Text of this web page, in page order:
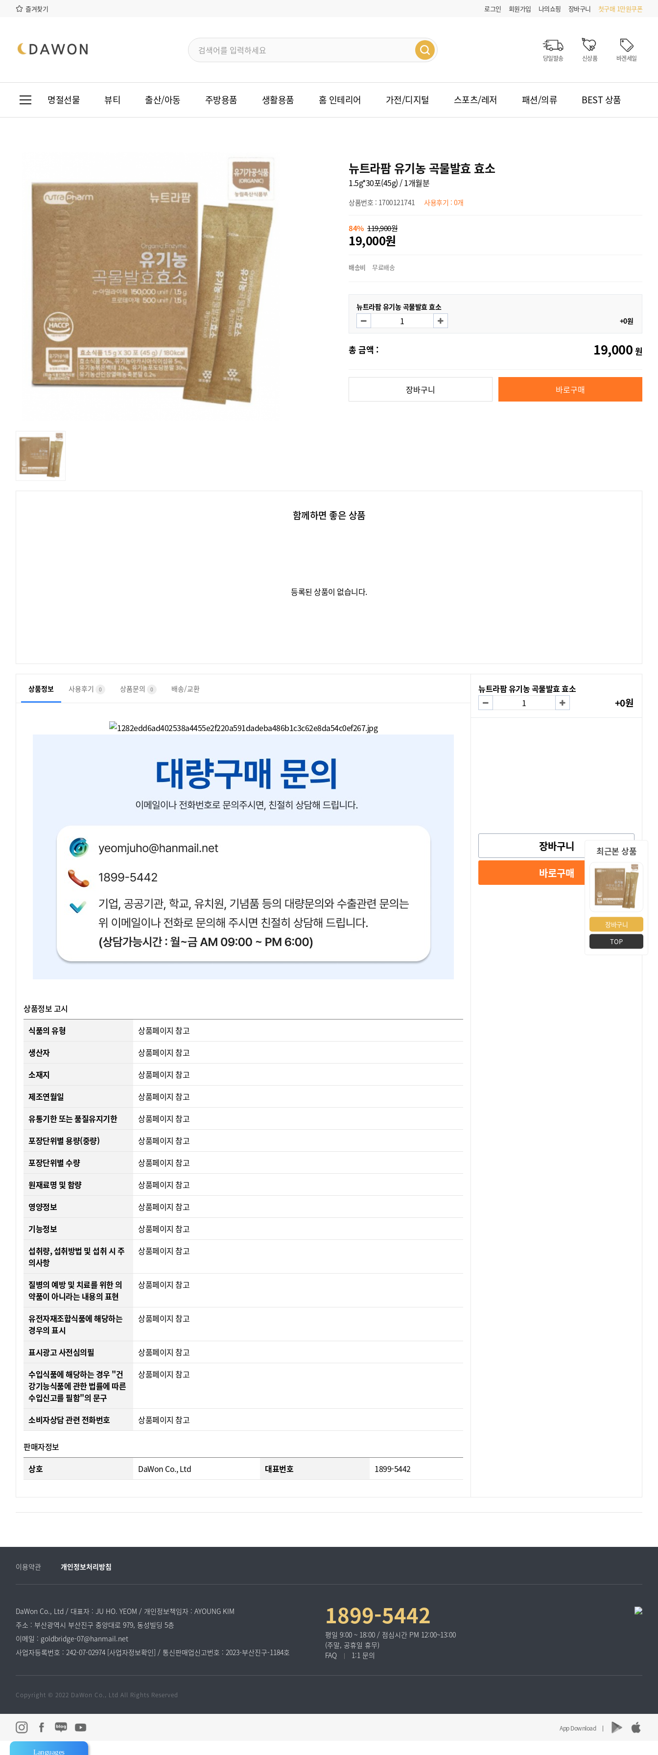
Languages
본문 바로가기
메인메뉴 바로가기
즐겨찾기 로그인 회원가입 나의쇼핑 장바구니 첫구매 1만원쿠폰
당일발송 신상품 바겐세일
명절선물 뷰티 출산/아동 주방용품 생활용품 홈 인테리어 가전/디지털 스포츠/레저 패션/의류 BEST 상품
뉴트라팜 유기농 곡물발효 효소
1.5g*30포(45g) / 1개월분
상품번호 : 1700121741 사용후기 : 0개
84% 119,900원
19,000원
배송비 무료배송
뉴트라팜 유기농 곡물발효 효소
+0원
총 금액 : 19,000 원
장바구니 바로구매
함께하면 좋은 상품
등록된 상품이 없습니다.
상품정보 사용후기 0 상품문의 0 배송/교환
상품정보 고시
식품의 유형
상품페이지 참고
생산자
상품페이지 참고
소재지
상품페이지 참고
제조연월일
상품페이지 참고
유통기한 또는 품질유지기한
상품페이지 참고
포장단위별 용량(중량)
상품페이지 참고
포장단위별 수량
상품페이지 참고
원재료명 및 함량
상품페이지 참고
영양정보
상품페이지 참고
기능정보
상품페이지 참고
섭취량, 섭취방법 및 섭취 시 주
의사항
상품페이지 참고
질병의 예방 및 치료를 위한 의
약품이 아니라는 내용의 표현
상품페이지 참고
유전자재조합식품에 해당하는
경우의 표시
상품페이지 참고
표시광고 사전심의필
상품페이지 참고
수입식품에 해당하는 경우 "건
강기능식품에 관한 법률에 따른
수입신고를 필함"의 문구
상품페이지 참고
소비자상담 관련 전화번호 상품페이지 참고
판매자정보
상호
DaWon Co., Ltd 대표번호 1899-5442
뉴트라팜 유기농 곡물발효 효소
+0원
장바구니
바로구매
최근본 상품
장바구니
TOP
이용약관 개인정보처리방침
DaWon Co., Ltd / 대표자 : JU HO. YEOM / 개인정보책임자 : AYOUNG KIM
주소 : 부산광역시 부산진구 중앙대로 979, 동성빌딩 5층
이메일 : goldbridge-07@hanmail.net
사업자등록번호 : 242-07-02974 [사업자정보확인] / 통신판매업신고번호 : 2023-부산진구-1184호
1899-5442
평일 9:00 ~ 18:00 / 점심시간 PM 12:00~13:00
(주말, 공휴일 휴무)
FAQ
1:1 문의
Copyright © 2022 DaWon Co., Ltd All Rights Reserved
App Download